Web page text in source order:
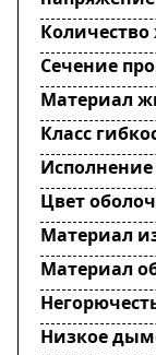
Сечение
Материал
Класс
Исполнение
Цвет
Материал
Материал
Низкое